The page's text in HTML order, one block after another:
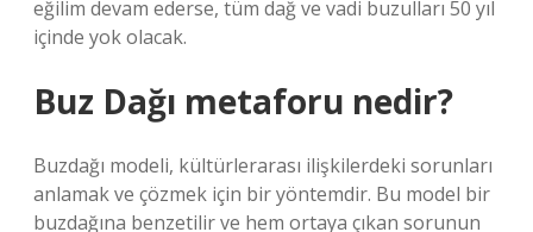
eğilim devam ederse, tüm dağ ve vadi buzulları 50 yıl
içinde yok olacak.
Buz Dağı metaforu nedir?
Buzdağı modeli, kültürlerarası ilişkilerdeki sorunları
anlamak ve çözmek için bir yöntemdir. Bu model bir
buzdağına benzetilir ve hem ortaya çıkan sorunun